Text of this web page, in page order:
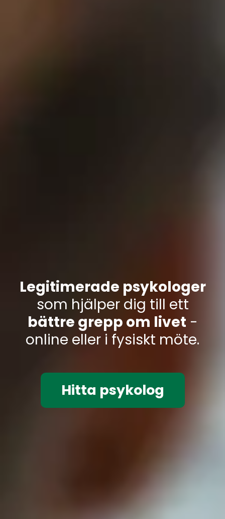
Legitimerade psykologer
som hjälper dig till ett
bättre grepp om livet -
online eller i fysiskt möte.
Hitta psykolog